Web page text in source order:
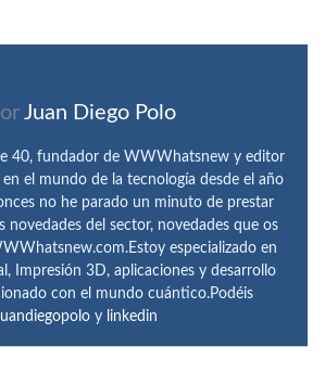
Juan Diego Polo
40, fundador de WWWhatsnew y editor
en el mundo de la tecnología desde el año
no he parado un minuto de prestar
novedades del sector, novedades que os
especializado en
Impresión 3D, aplicaciones y desarrollo
con el mundo cuántico.Podéis
y linkedin